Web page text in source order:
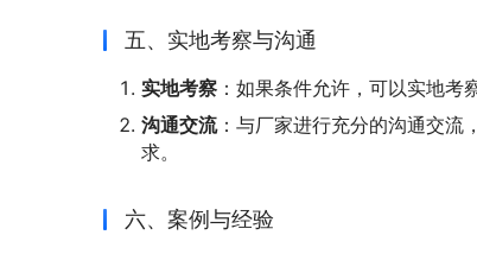
五、实地考察与沟通
实地考察 ：如果条件允许，可以实地考
沟通交流：与厂家进行充分的沟通交流
求。
六、案例与经验